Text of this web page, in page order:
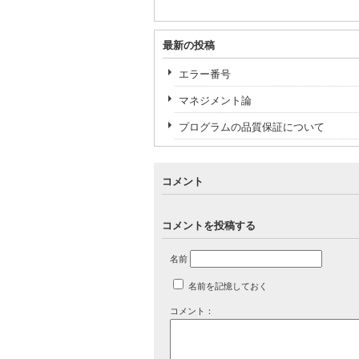
最新の投稿
エラー番号
マネジメント論
プログラムの品質保証について
コメント
コメントを投稿する
名前
名前を記憶しておく
コメント：